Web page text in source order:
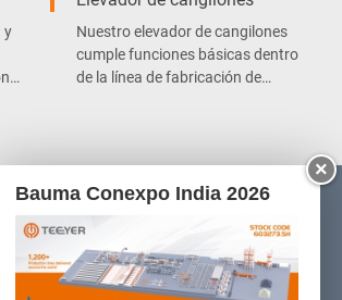
y
Nuestro elevador de cangilones
cumple funciones básicas dentro
de la línea de fabricación de
Equipment Co., Ltd.
West Hehai Road, High Technology
×
Bauma Conexpo India 2026